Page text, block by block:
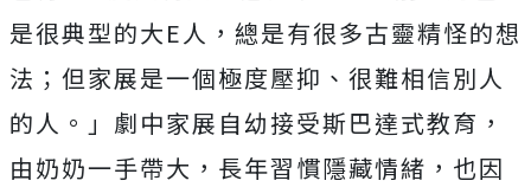
是很典型的大E 人， 總是有很多古靈精怪的想
法；但家展是一個極度壓抑、 很難相信別人
的人。」劇中家展自幼接受斯巴達式教育，
由奶奶一手帶大，長年習慣隱藏情緒， 也因